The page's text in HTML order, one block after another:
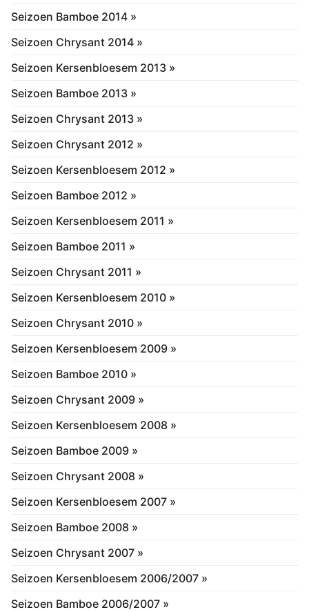
Seizoen Bamboe 2014 »
Seizoen Chrysant 2014 »
Seizoen Kersenbloesem 2013 »
Seizoen Bamboe 2013 »
Seizoen Chrysant 2013 »
Seizoen Chrysant 2012 »
Seizoen Kersenbloesem 2012 »
Seizoen Bamboe 2012 »
Seizoen Kersenbloesem 2011 »
Seizoen Bamboe 2011 »
Seizoen Chrysant 2011 »
Seizoen Kersenbloesem 2010 »
Seizoen Chrysant 2010 »
Seizoen Kersenbloesem 2009 »
Seizoen Bamboe 2010 »
Seizoen Chrysant 2009 »
Seizoen Kersenbloesem 2008 »
Seizoen Bamboe 2009 »
Seizoen Chrysant 2008 »
Seizoen Kersenbloesem 2007 »
Seizoen Bamboe 2008 »
Seizoen Chrysant 2007 »
Seizoen Kersenbloesem 2006/2007 »
Seizoen Bamboe 2006/2007 »